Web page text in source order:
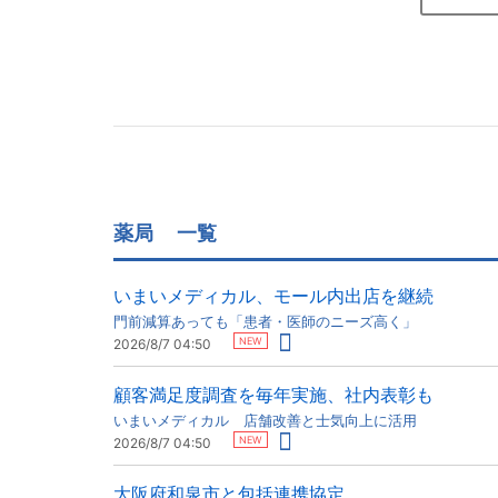
薬局 一覧
いまいメディカル、モール内出店を継続
門前減算あっても「患者・医師のニーズ高く」
2026/8/7 04:50 NEW
顧客満足度調査を毎年実施、社内表彰も
いまいメディカル 店舗改善と士気向上に活用
2026/8/7 04:50 NEW